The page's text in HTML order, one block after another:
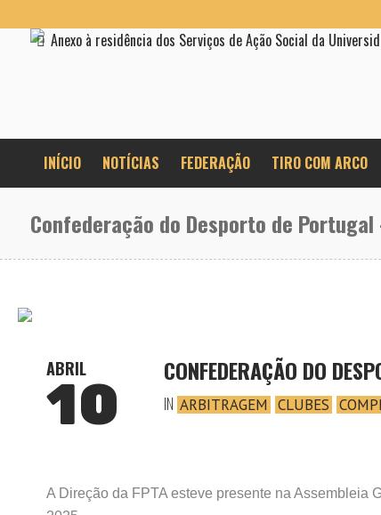
Anexo à residência dos Serviços de Ação Social da
INÍCIO NOTÍCIAS FEDERAÇÃO TIRO COM ARCO
Confederação do Desporto de
ABRIL
10
CONFEDERAÇÃO DO
IN ARBITRAGEM CLUBES
A Direção da FPTA esteve presente na Assembleia